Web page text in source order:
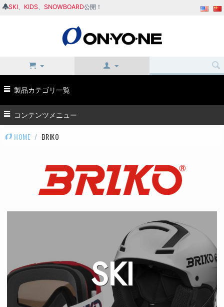
SKI KIDS SNOWBOARD公開！
製品カテゴリ一覧
コンテンツメニュー
HOME / BRIKO
SKI